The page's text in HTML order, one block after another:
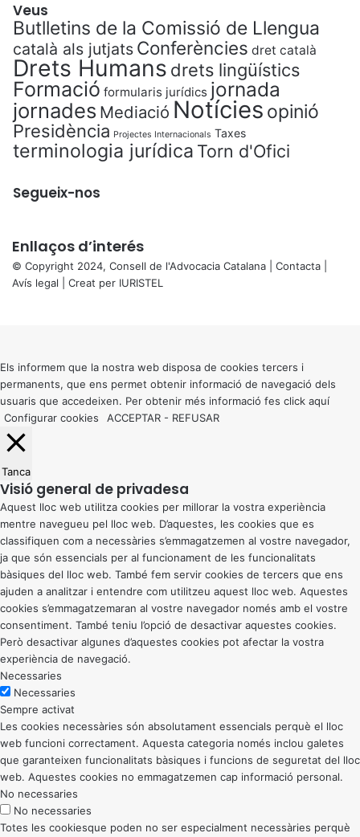
Veus
Butlletins de la Comissió de Llengua
català als jutjats Conferències dret català
Drets Humans drets lingüístics
Formació formularis jurídics jornada
jornades Mediació Notícies opinió
Presidència Projectes Internacionals Taxes
terminologia jurídica Torn d'Ofici
Segueix-nos
Enllaços d’interés
© Copyright 2024, Consell de l'Advocacia Catalana | Contacta
Avís legal | Creat per IURISTEL
button
Els informem que la nostra web disposa de cookies tercers i
permanents, que ens permet obtenir informació de navegació dels
usuaris que accedeixen. Per obtenir més informació fes click aquí
Configurar cookies
ACCEPTAR - REFUSAR
Tanca
Visió general de privadesa
Aquest lloc web utilitza cookies per millorar la vostra experiència
mentre navegueu pel lloc web. D’aquestes, les cookies que es
classifiquen com a necessàries s’emmagatzemen al vostre navegador,
ja que són essencials per al funcionament de les funcionalitats
bàsiques del lloc web. També fem servir cookies de tercers que ens
ajuden a analitzar i entendre com utilitzeu aquest lloc web. Aquestes
cookies s’emmagatzemaran al vostre navegador només amb el vostre
consentiment. També teniu l’opció de desactivar aquestes cookies.
Però desactivar algunes d’aquestes cookies pot afectar la vostra
experiència de navegació.
Necessaries
Necessaries
Sempre activat
Les cookies necessàries són absolutament essencials perquè el lloc
web funcioni correctament. Aquesta categoria només inclou galetes
que garanteixen funcionalitats bàsiques i funcions de seguretat del lloc
web. Aquestes cookies no emmagatzemen cap informació personal.
No necessaries
No necessaries
Totes les cookiesque poden no ser especialment necessàries perquè